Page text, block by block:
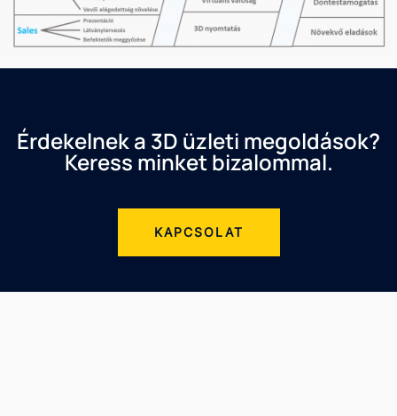
Érdekelnek a 3D üzleti megoldások?
Keress minket bizalommal.
KAPCSOLAT